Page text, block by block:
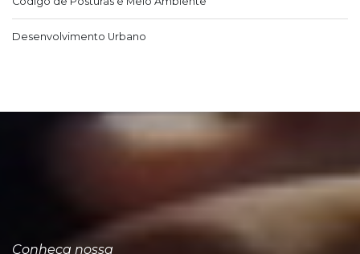
Desenvolvimento Urbano
Conheça nossa